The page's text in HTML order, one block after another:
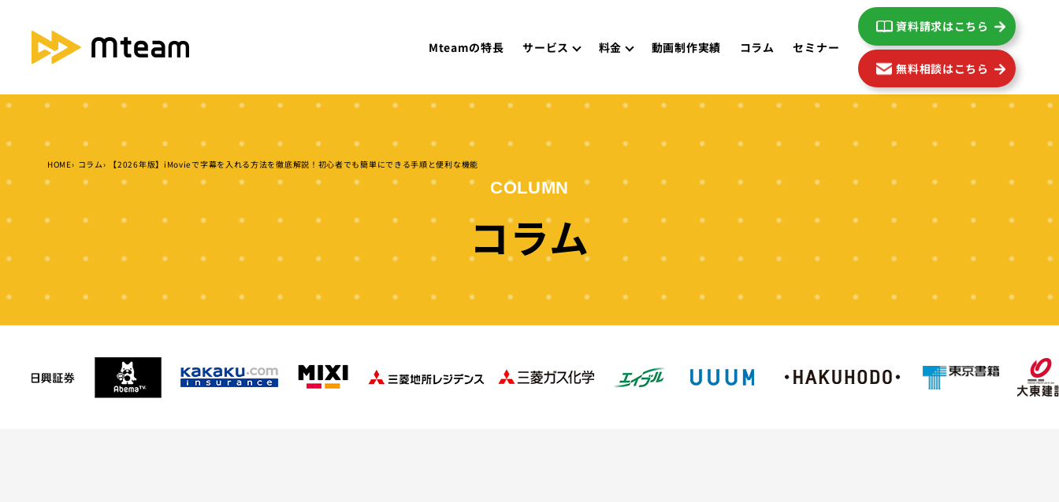
Mteamの特長 サービス 料金 動画制作実績 コラム セミナー
資料請求はこちら
無料相談はこちら
HOME コラム 【2026年版】iMovieで字幕を入れる方法を徹底解説！初心者でも簡単にできる手順と便利な機能
COLUMN
コラム